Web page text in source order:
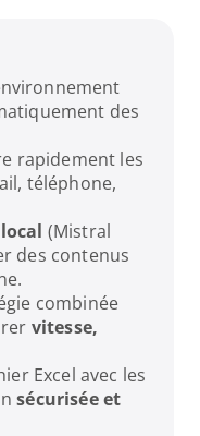
des
rapidement les
téléphone,
(Mistral
des contenus
combinée
vitesse,
Excel avec les
sécurisée et